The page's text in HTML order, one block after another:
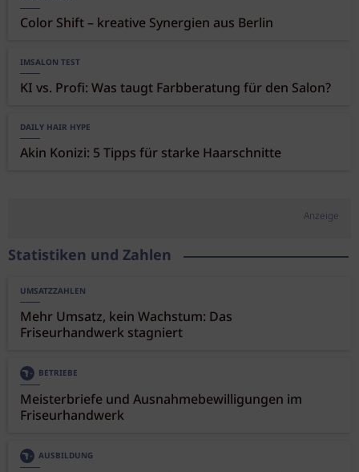
Color Shift – kreative Synergien aus Berlin
IMSALON TEST
KI vs. Profi: Was taugt Farbberatung für den Salon?
DAILY HAIR HYPE
Akin Konizi: 5 Tipps für starke Haarschnitte
Anzeige
Statistiken und Zahlen
UMSATZZAHLEN
Mehr Umsatz, kein Wachstum: Das
Friseurhandwerk stagniert
BETRIEBE
Meisterbriefe und Ausnahmebewilligungen im
Friseurhandwerk
AUSBILDUNG